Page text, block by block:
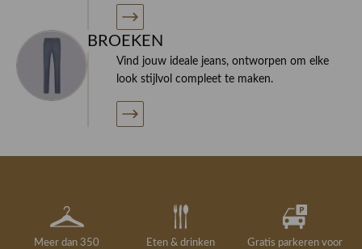
BROEKEN
Vind jouw ideale jeans, ontworpen om elke
look stijlvol compleet te maken.
Meer dan 350
Eten & drinken
Gratis parkeren voor